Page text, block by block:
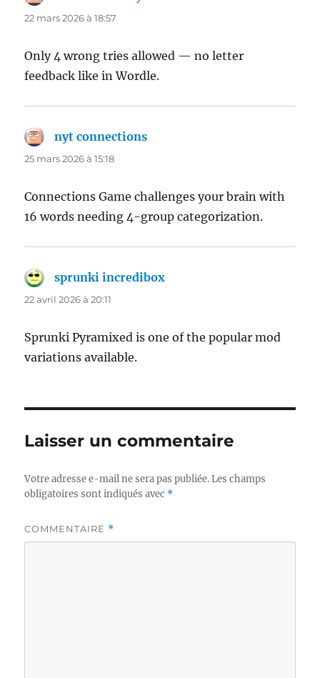
22 mars 2026 à 18:57
Only 4 wrong tries allowed — no letter
feedback like in Wordle.
nyt connections
25 mars 2026 à 15:18
Connections Game challenges your brain with
16 words needing 4-group categorization.
sprunki incredibox
22 avril 2026 à 20:11
Sprunki Pyramixed is one of the popular mod
variations available.
Laisser un commentaire
Votre adresse e-mail ne sera pas publiée. Les champs
obligatoires sont indiqués avec *
COMMENTAIRE *